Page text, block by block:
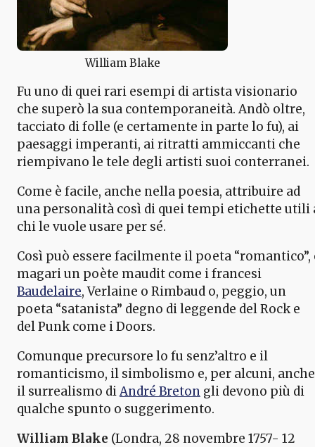
William Blake
Fu uno di quei rari esempi di artista visionario
che superò la sua contemporaneità. Andò oltre,
tacciato di folle (e certamente in parte lo fu), ai
paesaggi imperanti, ai ritratti ammiccanti che
riempivano le tele degli artisti suoi conterranei.
Come è facile, anche nella poesia, attribuire ad
una personalità così di quei tempi etichette utili
chi le vuole usare per sé.
Così può essere facilmente il poeta “romantico”,
magari un poète maudit come i francesi
Baudelaire, Verlaine o Rimbaud o, peggio, un
poeta “satanista” degno di leggende del Rock e
del Punk come i Doors.
Comunque precursore lo fu senz’altro e il
romanticismo, il simbolismo e, per alcuni, anche
il surrealismo diAndré Breton gli devono più di
qualche spunto o suggerimento.
William Blake (Londra, 28 novembre 1757- 12